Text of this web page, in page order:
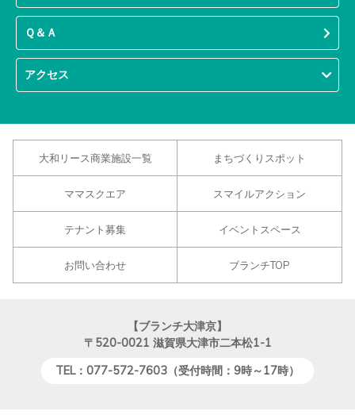
Ｑ＆Ａ
アクセス
大和リース商業施設一覧 まちづくりスポット
ママスクエア スマイルアクション
テナント募集 イベントスペース
お問い合わせ ブランチTOP
【ブランチ大津京】
〒520-0021 滋賀県大津市二本松1-1
TEL：077-572-7603（受付時間：9時～17時）